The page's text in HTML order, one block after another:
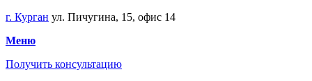
г. Курган ул. Пичугина, 15, офис 14
Меню
Получить консультацию